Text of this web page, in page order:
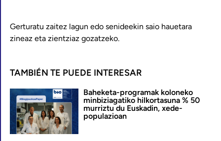
Gerturatu zaitez lagun edo senideekin saio hauetara
zineaz eta zientziaz gozatzeko.
TAMBIÉN TE PUEDE INTERESAR
Baheketa-programak koloneko
minbiziagatiko hilkortasuna % 50
murriztu du Euskadin, xede-
populazioan